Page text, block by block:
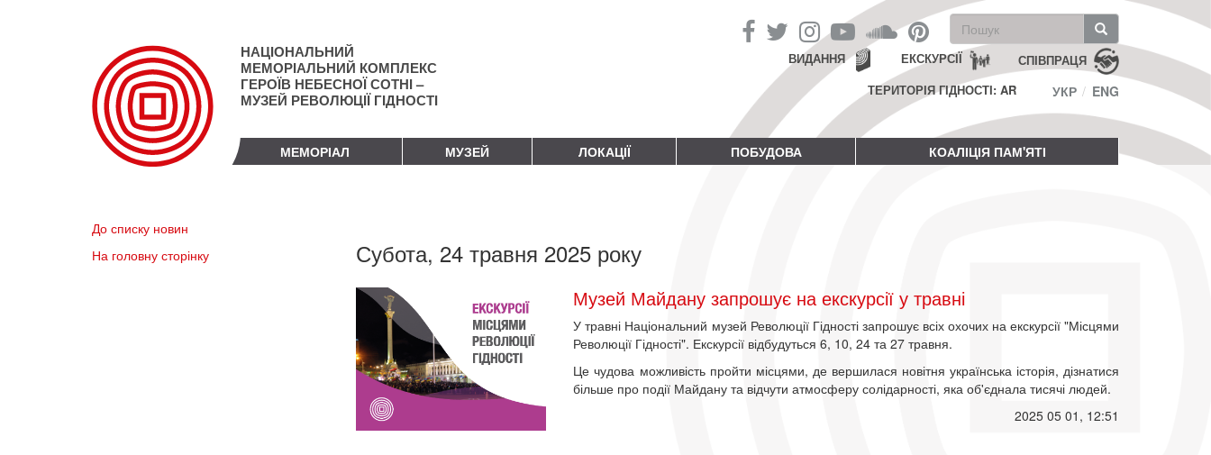
НАЦІОНАЛЬНИЙ
МЕМОРІАЛЬНИЙ КОМПЛЕКС
ГЕРОЇВ НЕБЕСНОЇ СОТНІ –
МУЗЕЙ РЕВОЛЮЦІЇ ГІДНОСТІ
Пошукова
форма
Пошук СПІВПРАЦЯ
ЕКСКУРСІЇ
ВИДАННЯ
ТЕРИТОРІЯ ГІДНОСТІ: AR
УКР ENG
МЕМОРІАЛ МУЗЕЙ ЛОКАЦІЇ ПОБУДОВА КОАЛІЦІЯ ПАМ'ЯТІ
До списку новин
На головну сторінку
Субота, 24 травня 2025 року
Музей Майдану запрошує на екскурсії у травні
У травні Національний музей Революції Гідності запрошує всіх охочих на екскурсії "Місцями
Революції Гідності". Екскурсії відбудуться 6, 10, 24 та 27 травня.
Це чудова можливість пройти місцями, де вершилася новітня українська історія, дізнатися
більше про події Майдану та відчути атмосферу солідарності, яка об'єднала тисячі людей.
2025 05 01, 12:51